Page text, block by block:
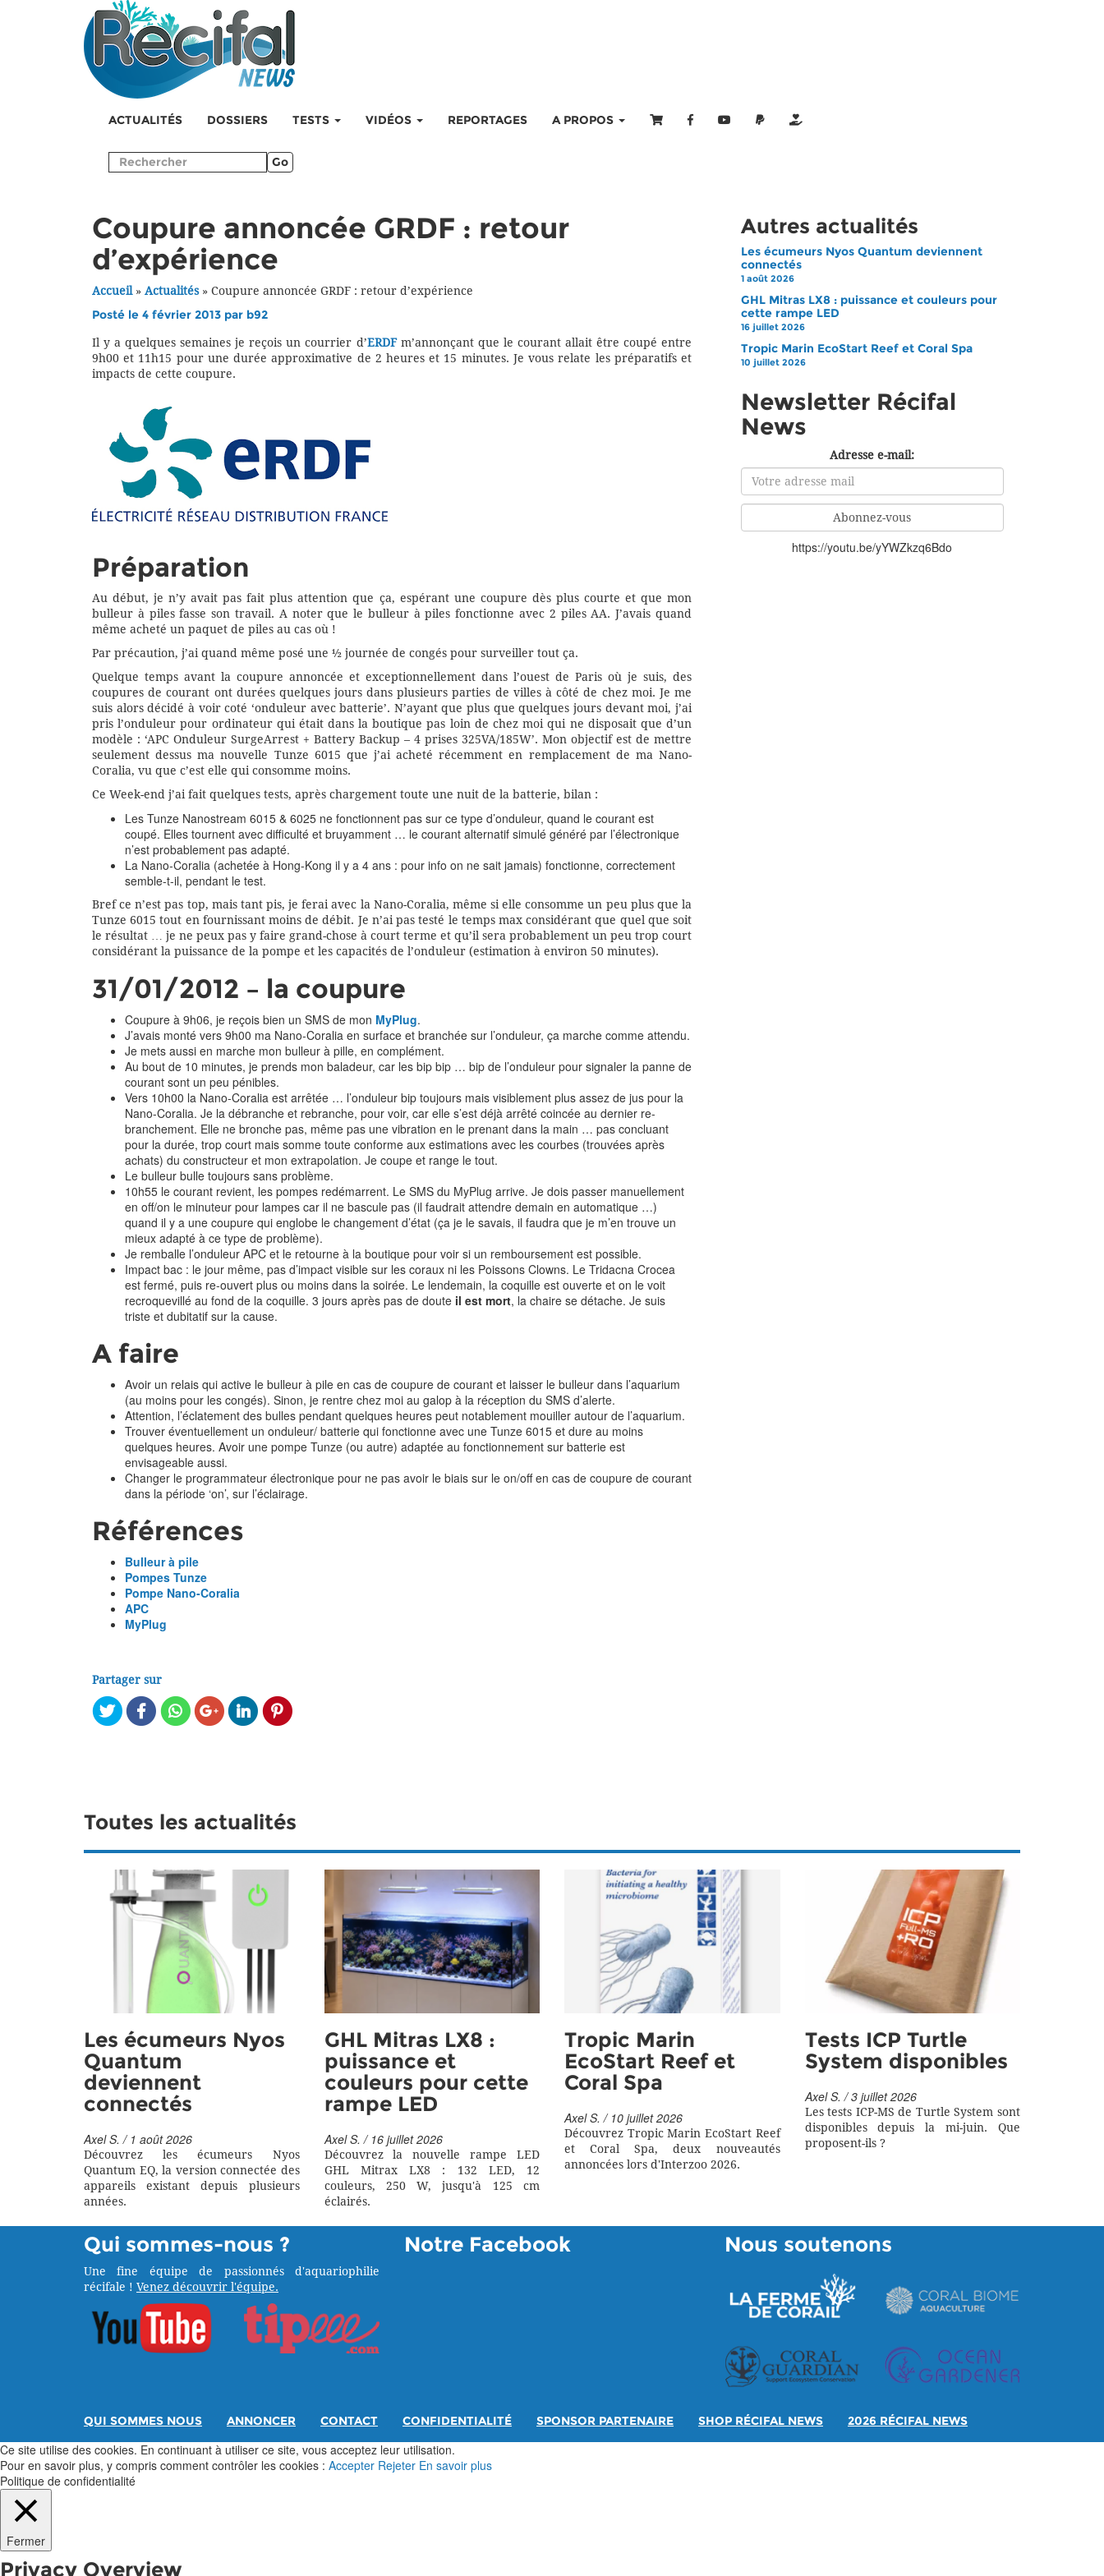
ACTUALITÉS DOSSIERS TESTS VIDÉOS REPORTAGES A PROPOS
Go
Coupure annoncée GRDF : retour
d’expérience
Accueil» Actualités» Coupure annoncée GRDF : retour d’expérience
Posté le 4 février 2013 par b92
Il y a quelques semaines je reçois un courrier d’ERDFm’annonçant que le courant allait être coupé entre
9h00 et 11h15 pour une durée approximative de 2 heures et 15 minutes. Je vous relate les préparatifs et
impacts de cette coupure.
Préparation
Au début, je n’y avait pas fait plus attention que ça, espérant une coupure dès plus courte et que mon
bulleur à piles fasse son travail. A noter que le bulleur à piles fonctionne avec 2 piles AA. J’avais quand
même acheté un paquet de piles au cas où !
Par précaution, j’ai quand même posé une ½ journée de congés pour surveiller tout ça.
Quelque temps avant la coupure annoncée et exceptionnellement dans l’ouest de Paris où je suis, des
coupures de courant ont durées quelques jours dans plusieurs parties de villes à côté de chez moi. Je me
suis alors décidé à voir coté ‘onduleur avec batterie’. N’ayant que plus que quelques jours devant moi, j’ai
pris l’onduleur pour ordinateur qui était dans la boutique pas loin de chez moi qui ne disposait que d’un
modèle : ‘APC Onduleur SurgeArrest + Battery Backup – 4 prises 325VA/185W’. Mon objectif est de mettre
seulement dessus ma nouvelle Tunze 6015 que j’ai acheté récemment en remplacement de ma Nano-
Coralia, vu que c’est elle qui consomme moins.
Ce Week-end j’ai fait quelques tests, après chargement toute une nuit de la batterie, bilan :
Les Tunze Nanostream 6015 & 6025 ne fonctionnent pas sur ce type d’onduleur, quand le courant est
coupé. Elles tournent avec difficulté et bruyamment … le courant alternatif simulé généré par l’électronique
n’est probablement pas adapté.
La Nano-Coralia (achetée à Hong-Kong il y a 4 ans : pour info on ne sait jamais) fonctionne, correctement
semble-t-il, pendant le test.
Bref ce n’est pas top, mais tant pis, je ferai avec la Nano-Coralia, même si elle consomme un peu plus que la
Tunze 6015 tout en fournissant moins de débit. Je n’ai pas testé le temps max considérant que quel que soit
le résultat … je ne peux pas y faire grand-chose à court terme et qu’il sera probablement un peu trop court
considérant la puissance de la pompe et les capacités de l’onduleur (estimation à environ 50 minutes).
31/01/2012 – la coupure
Coupure à 9h06, je reçois bien un SMS de mon MyPlug.
J’avais monté vers 9h00 ma Nano-Coralia en surface et branchée sur l’onduleur, ça marche comme attendu.
Je mets aussi en marche mon bulleur à pille, en complément.
Au bout de 10 minutes, je prends mon baladeur, car les bip bip … bip de l’onduleur pour signaler la panne de
courant sont un peu pénibles.
Vers 10h00 la Nano-Coralia est arrêtée … l’onduleur bip toujours mais visiblement plus assez de jus pour la
Nano-Coralia. Je la débranche et rebranche, pour voir, car elle s’est déjà arrêté coincée au dernier re-
branchement. Elle ne bronche pas, même pas une vibration en le prenant dans la main … pas concluant
pour la durée, trop court mais somme toute conforme aux estimations avec les courbes (trouvées après
achats) du constructeur et mon extrapolation. Je coupe et range le tout.
Le bulleur bulle toujours sans problème.
10h55 le courant revient, les pompes redémarrent. Le SMS du MyPlug arrive. Je dois passer manuellement
en off/on le minuteur pour lampes car il ne bascule pas (il faudrait attendre demain en automatique …)
quand il y a une coupure qui englobe le changement d’état (ça je le savais, il faudra que je m’en trouve un
mieux adapté à ce type de problème).
Je remballe l’onduleur APC et le retourne à la boutique pour voir si un remboursement est possible.
Impact bac : le jour même, pas d’impact visible sur les coraux ni les Poissons Clowns. Le Tridacna Crocea
est fermé, puis re-ouvert plus ou moins dans la soirée. Le lendemain, la coquille est ouverte et on le voit
recroquevillé au fond de la coquille. 3 jours après pas de doute il est mort, la chaire se détache. Je suis
triste et dubitatif sur la cause.
A faire
Avoir un relais qui active le bulleur à pile en cas de coupure de courant et laisser le bulleur dans l’aquarium
(au moins pour les congés). Sinon, je rentre chez moi au galop à la réception du SMS d’alerte.
Attention, l’éclatement des bulles pendant quelques heures peut notablement mouiller autour de l’aquarium.
Trouver éventuellement un onduleur/ batterie qui fonctionne avec une Tunze 6015 et dure au moins
quelques heures. Avoir une pompe Tunze (ou autre) adaptée au fonctionnement sur batterie est
envisageable aussi.
Changer le programmateur électronique pour ne pas avoir le biais sur le on/off en cas de coupure de courant
dans la période ‘on’, sur l’éclairage.
Références
Bulleur à pile
Pompes Tunze
Pompe Nano-Coralia
APC
MyPlug
Partager sur
Autres actualités
Les écumeurs Nyos Quantum deviennent
connectés
1 août 2026
GHL Mitras LX8 : puissance et couleurs pour
cette rampe LED
16 juillet 2026
Tropic Marin EcoStart Reef et Coral Spa
10 juillet 2026
Newsletter Récifal
News
Adresse e-mail:
https://youtu.be/yYWZkzq6Bdo
Toutes les actualités
Les écumeurs Nyos
Quantum
deviennent
connectés
Axel S. / 1 août 2026
Découvrez les écumeurs Nyos
Quantum EQ, la version connectée des
appareils existant depuis plusieurs
années.
GHL Mitras LX8 :
puissance et
couleurs pour cette
rampe LED
Axel S. / 16 juillet 2026
Découvrez la nouvelle rampe LED
GHL Mitrax LX8 : 132 LED, 12
couleurs, 250 W, jusqu'à 125 cm
éclairés.
Tropic Marin
EcoStart Reef et
Coral Spa
Axel S. / 10 juillet 2026
Découvrez Tropic Marin EcoStart Reef
et Coral Spa, deux nouveautés
annoncées lors d'Interzoo 2026.
Tests ICP Turtle
System disponibles
Axel S. / 3 juillet 2026
Les tests ICP-MS de Turtle System sont
disponibles depuis la mi-juin. Que
proposent-ils ?
Qui sommes-nous ?
Une fine équipe de passionnés d'aquariophilie
récifale ! Venez découvrir l'équipe.
Notre Facebook Nous soutenons
QUI SOMMES NOUS ANNONCER CONTACT CONFIDENTIALITÉ SPONSOR PARTENAIRE SHOP RÉCIFAL NEWS 2026 RÉCIFAL NEWS
Ce site utilise des cookies. En continuant à utiliser ce site, vous acceptez leur utilisation.
Pour en savoir plus, y compris comment contrôler les cookies : Accepter Rejeter En savoir plus
Politique de confidentialité
Fermer
Privacy Overview